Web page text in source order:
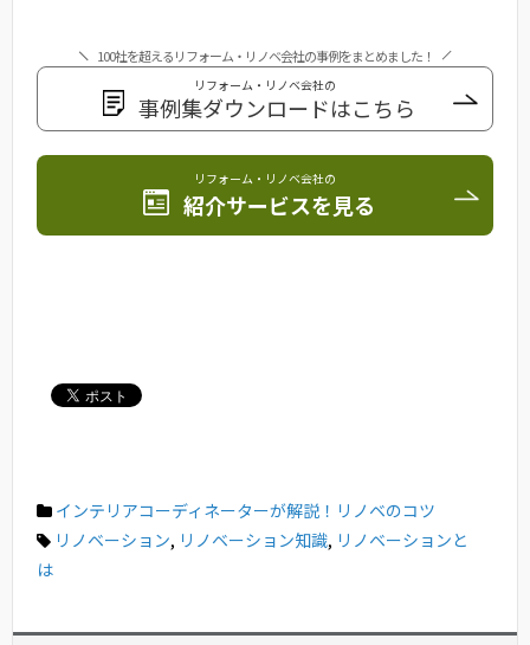
100社を超えるリフォーム・リノベ会社の事例をまとめました！
リフォーム・リノベ会社の
事例集ダウンロードはこちら
リフォーム・リノベ会社の
紹介サービスを見る
インテリアコーディネーターが解説！リノベのコツ
リノベーション, リノベーション知識, リノベーションと
は